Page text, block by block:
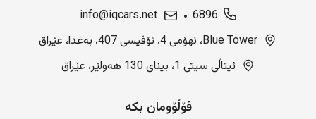
6896
info@iqcars.net
Blue Tower، نهۆمی 4، ئۆفیسی 407، بەغدا، عێراق
ئیتاڵی سیتی 1، بینای 130 هەولێر، عێراق
فۆڵۆومان بکە